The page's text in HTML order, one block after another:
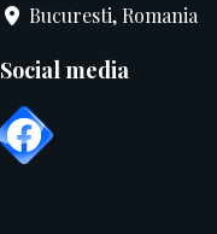
Bucuresti, Romania
Social media